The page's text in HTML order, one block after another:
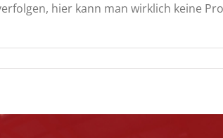
hier kann man wirklich keine